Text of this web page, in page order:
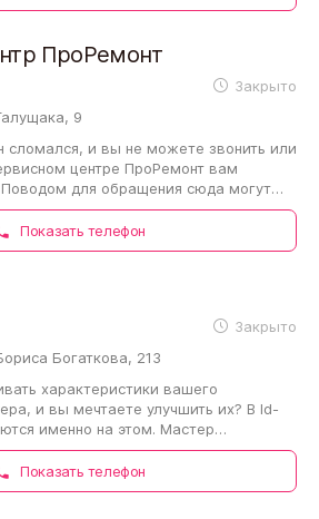
Закрыто
ПроРемонт
9
сломался, и вы не можете звонить или
центре ПроРемонт вам
Поводом для обращения сюда могут
перестал…
Показать телефон
Закрыто
Богаткова, 213
характеристики вашего
и вы мечтаете улучшить их? В Id-
именно на этом. Мастер
систем, после чего…
Показать телефон